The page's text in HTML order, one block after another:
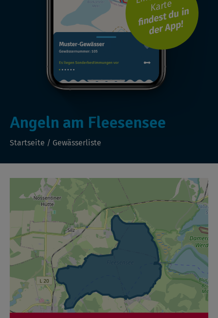
Angeln am Fleesensee
Startseite / Gewässerliste
Karte
findest du in
der App!